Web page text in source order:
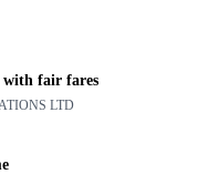
with fair fares
LTD